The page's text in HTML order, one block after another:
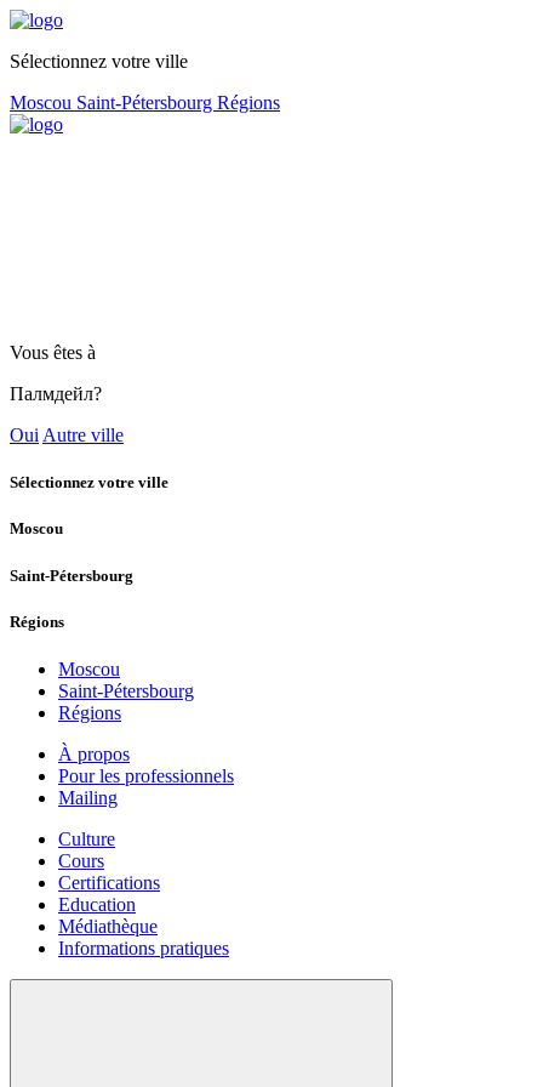
Sélectionnez votre ville
Moscou Saint-Pétersbourg Régions
Vous êtes à
Палмдейл?
Oui Autre ville
Sélectionnez votre ville
Moscou
Saint-Pétersbourg
Régions
Moscou
Saint-Pétersbourg
Régions
À propos
Pour les professionnels
Mailing
Culture
Cours
Certifications
Education
Médiathèque
Informations pratiques